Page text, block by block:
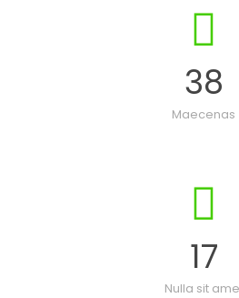
38
Maecenas
17
Nulla sit